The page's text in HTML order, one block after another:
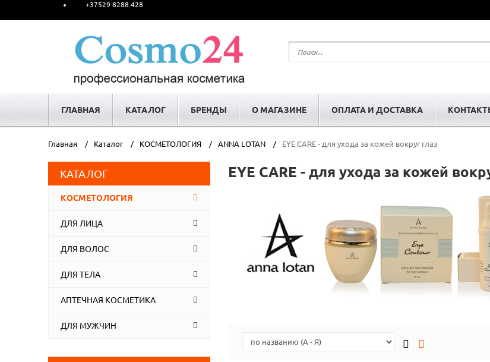
+37529 8288 428
ГЛАВНАЯ КАТАЛОГ БРЕНДЫ О МАГАЗИНЕ ОПЛАТА И ДОСТАВКА
Главная Каталог КОСМЕТОЛОГИЯ ANNA LOTAN EYE CARE - для ухода за кожей вокруг глаз
КАТАЛОГ
КОСМЕТОЛОГИЯ
ДЛЯ ЛИЦА
ДЛЯ ВОЛОС
ДЛЯ ТЕЛА
АПТЕЧНАЯ КОСМЕТИКА
ДЛЯ МУЖЧИН
EYE CARE - для ухода за кожей